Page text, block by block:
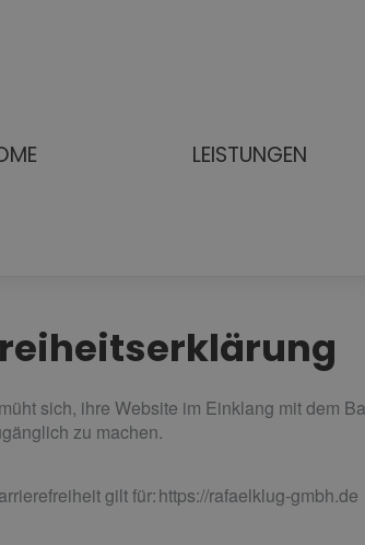
LEISTUNGEN
sich, ihre Website im Einklang mit dem
zu machen.
gilt für: https://rafaelklug-gmbh.de